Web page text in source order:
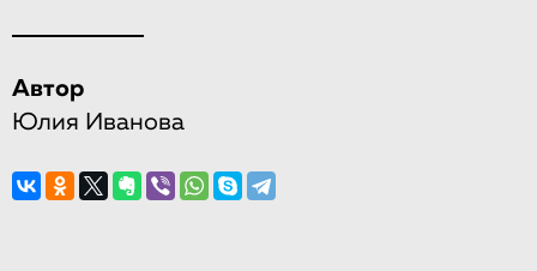
Автор
Юлия Иванова